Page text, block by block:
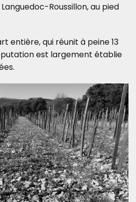
Roussillon, au pied
entière, qui réunit à peine 13
est largement établie